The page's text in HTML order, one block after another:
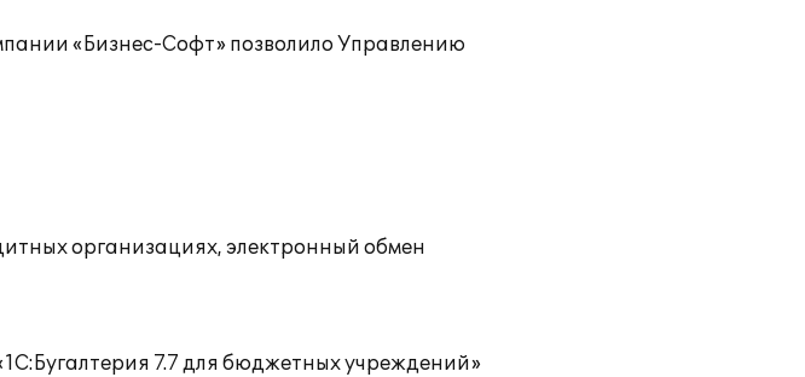
«Бизнес-Софт» позволило Управлению
организациях, электронный обмен
7.7 для бюджетных учреждений»